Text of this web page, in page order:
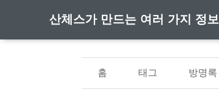
산체스가 만드는 여러 가지 정보
홈 태그 방명록